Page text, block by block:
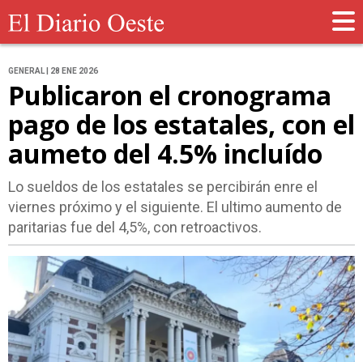
GENERAL | 28 ENE 2026
Publicaron el cronograma
pago de los estatales, con el
aumeto del 4.5% incluído
Lo sueldos de los estatales se percibirán enre el
viernes próximo y el siguiente. El ultimo aumento de
paritarias fue del 4,5%, con retroactivos.